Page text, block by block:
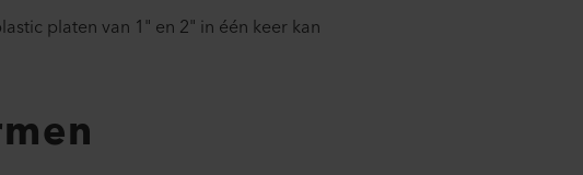
platen van 1" en 2" in één keer kan